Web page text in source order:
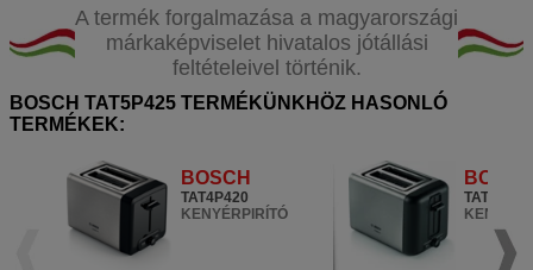
A termék forgalmazása a magyarországi
márkaképviselet hivatalos jótállási
feltételeivel történik.
BOSCH TAT5P425 TERMÉKÜNKHÖZ HASONLÓ
TERMÉKEK:
BOSCH
TAT4P420
KENYÉRPIRÍTÓ
BOSCH
TAT3P420